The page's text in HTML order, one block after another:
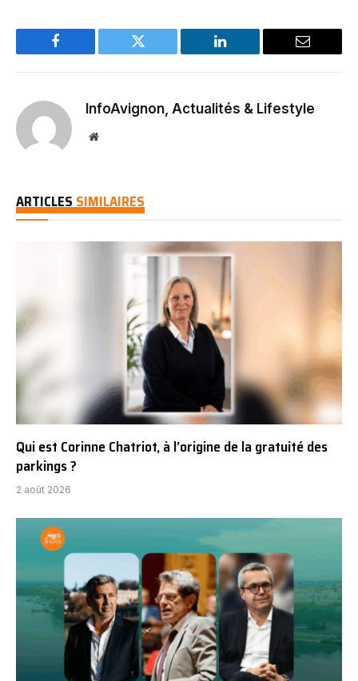
Facebook Twitter LinkedIn Email
InfoAvignon, Actualités & Lifestyle
Website
ARTICLES SIMILAIRES
Qui est Corinne Chatriot, à l’origine de la gratuité des
parkings ?
2 août 2026